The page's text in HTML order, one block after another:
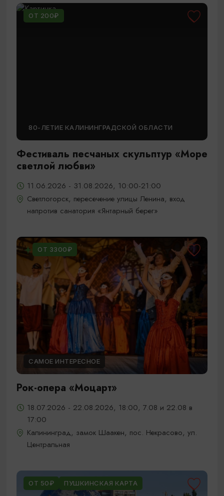
ОТ 200₽
80-ЛЕТИЕ КАЛИНИНГРАДСКОЙ ОБЛАСТИ
Фестиваль песчаных скульптур «Море
светлой любви»
11.06.2026 - 31.08.2026, 10:00-21:00
Светлогорск, пересечение улицы Ленина, вход
напротив санатория «Янтарный берег»
ОТ 3300₽
САМОЕ ИНТЕРЕСНОЕ
Рок-опера «Моцарт»
18.07.2026 - 22.08.2026, 18:00, 7.08 и 22.08 в
17:00
Калининград, замок Шаакен, пос. Некрасово, ул.
Центральная
ОТ 50₽ ПУШКИНСКАЯ КАРТА